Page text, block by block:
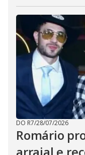
DO R7/28/07/2026
Romário